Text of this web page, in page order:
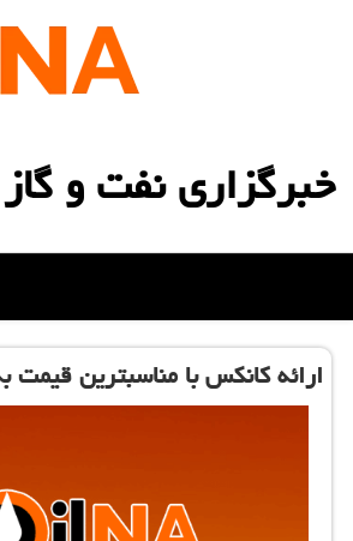
خبرگزاری نفت و گاز
ارائه كانكس با مناسبترین قیمت